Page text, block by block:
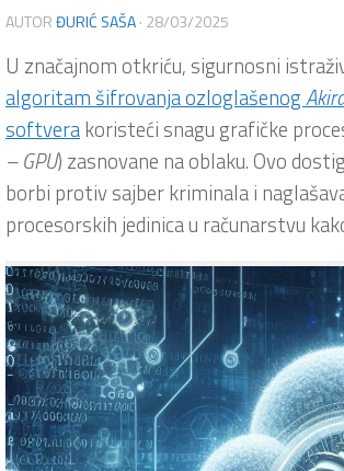
AUTORĐURIĆ SAŠA· 28/03/2025
U značajnom otkriću, sigurnosni
algoritam šifrovanja ozloglašenog
softverakoristeći snagu grafičke
– GPU) zasnovane na oblaku. Ovo
borbi protiv sajber kriminala i
procesorskih jedinica u računarstvu